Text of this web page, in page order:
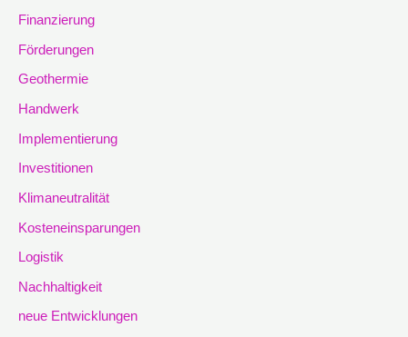
Finanzierung
Förderungen
Geothermie
Handwerk
Implementierung
Investitionen
Klimaneutralität
Kosteneinsparungen
Logistik
Nachhaltigkeit
neue Entwicklungen